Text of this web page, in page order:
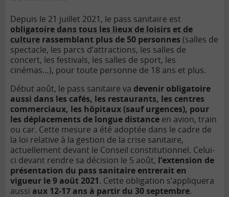
Depuis le 21 juillet 2021, le pass sanitaire est
obligatoire dans tous les lieux de loisirs et de
culture rassemblant plus de 50 personnes (salles de
spectacle, les parcs d’attractions, les salles de
concert, les festivals, les salles de sport, les
cinémas…), pour toute personne de 18 ans et plus.
Début août, le pass sanitaire va devenir obligatoire
aussi dans les cafés, les restaurants, les centres
commerciaux, les hôpitaux (sauf urgences), pour
les déplacements de longue distance en avion, train
ou car. Cette mesure a été adoptée dans le cadre de
la loi relative à la gestion de la crise sanitaire,
actuellement devant le Conseil constitutionnel. Celui-
ci devant rendre sa décision le 5 août, l’extension de
présentation du pass sanitaire entrerait en
vigueur le 9 août 2021. Cette obligation s’appliquera
aussi aux 12-17 ans à partir du 30 septembre.